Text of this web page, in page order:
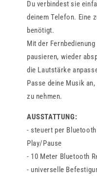
Du verbindest sie
deinem Telefon. Eine
benötigt.
Mit der
pausieren, wieder
die Lautstärke
Passe deine Musik
zu nehmen.
AUSSTATTUNG:
- steuert per
Play/Pause
- 10 Meter Bluetooth
- universelle